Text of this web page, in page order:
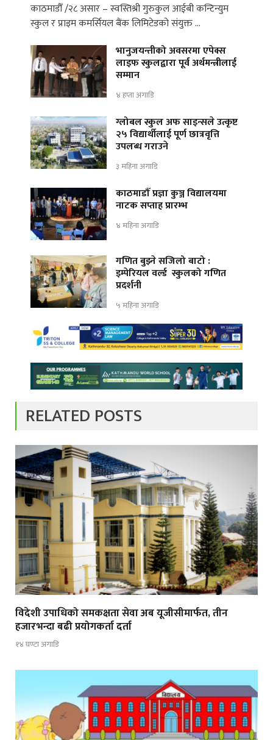
काठमाडौँ /२८ असार – स्वस्तिश्री गुरुकुल आईबी कन्टिन्युम
स्कुल र प्राइम कमर्सियल बैंक लिमिटेडको संयुक्त …
भानुजयन्तीको अवसरमा एपेक्स
लाइफ स्कुलद्वारा पूर्व अर्थमन्त्रीलाई
सम्मान
४ हप्ता अगाडि
ग्लोबल स्कुल अफ साइन्सले उत्कृष्ट
२५ विद्यार्थीलाई पूर्ण छात्रवृत्ति
उपलब्ध गराउने
३ महिना अगाडि
काठमाडौँ प्रज्ञा कुञ्ज विद्यालयमा
नाटक सप्ताह प्रारम्भ
४ महिना अगाडि
गणित बुझ्ने सजिलो बाटो :
इम्पेरियल वर्ल्ड स्कुलको गणित
प्रदर्शनी
५ महिना अगाडि
RELATED POSTS
विदेशी उपाधिको समकक्षता सेवा अब यूजीसीमार्फत, तीन
हजारभन्दा बढी प्रयोगकर्ता दर्ता
१४ घण्टा अगाडि